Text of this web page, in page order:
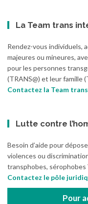
La Team trans
Rendez-vous individuels,
majeures ou mineures,
pour les personnes
(TRANS@) et leur famille
Contactez la Team
Lutte contre
Besoin d’aide pour
violences ou
transphobes, sérophobes
Contactez le pôle
Pour